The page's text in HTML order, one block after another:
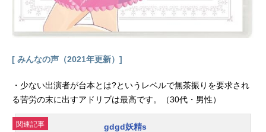
[ みんなの声（2021年更新）]
・少ない出演者が台本とは?というレベルで無茶振りを要求され
る苦労の末に出すアドリブは最高です。（30代・男性）
関連記事
gdgd妖精s